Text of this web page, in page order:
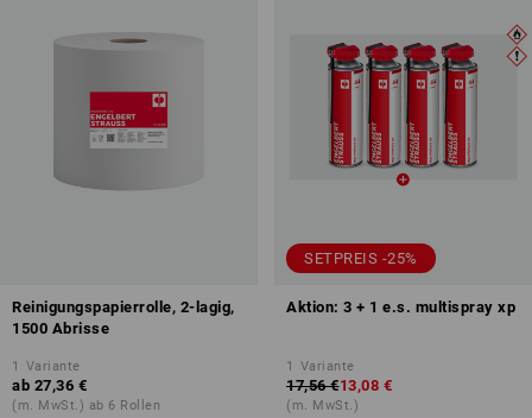
Reinigungspapierrolle, 2-lagig,
1500 Abrisse
1 Variante
ab 27,36 €
(m. MwSt.) ab 6 Rollen
SETPREIS -25%
Aktion: 3 + 1 e.s. multispray xp
1 Variante
17,56 €13,08 €
(m. MwSt.)